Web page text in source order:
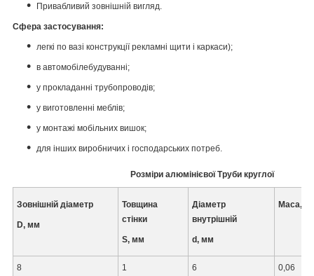
Привабливий зовнішній вигляд.
Сфера застосування:
легкі по вазі конструкції рекламні щити і каркаси);
в автомобілебудуванні;
у прокладанні трубопроводів;
у виготовленні меблів;
у монтажі мобільних вишок;
для інших виробничих і господарських потреб.
Розміри алюмінієвої Труби круглої
Зовнішній діаметр
D, мм
Товщина
стінки
S, мм
Діаметр
внутрішній
d, мм
Маса,
8 1 6 0,06